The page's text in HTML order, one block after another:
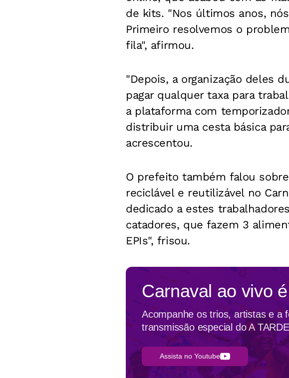
de kits. "Nos últimos anos,
Primeiro resolvemos o
fila", afirmou.
"Depois, a organização deles
pagar qualquer taxa para
a plataforma com
distribuir uma cesta básica
acrescentou.
O prefeito também falou
reciclável e reutilizável no
dedicado a estes
catadores, que fazem 3
EPIs", frisou.
Carnaval ao vivo
Acompanhe os trios, artistas e a
transmissão especial do A
Assista no Youtube